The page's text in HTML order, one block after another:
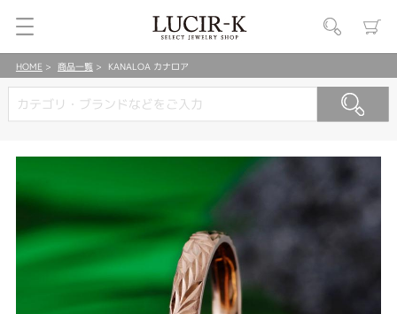
HOME 商品一覧 KANALOA カナロア